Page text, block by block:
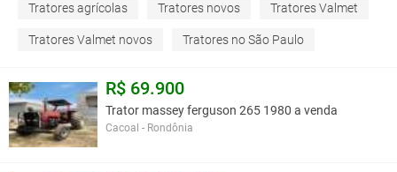
Tratores agrícolas Tratores novos Tratores Valmet
Tratores Valmet novos Tratores no São Paulo
R$ 69.900
Trator massey ferguson 265 1980 a venda
Cacoal - Rondônia